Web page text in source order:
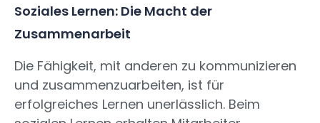
Soziales Lernen: Die Macht der
Zusammenarbeit
Die Fähigkeit, mit anderen zu kommunizieren
und zusammenzuarbeiten, ist für
erfolgreiches Lernen unerlässlich. Beim